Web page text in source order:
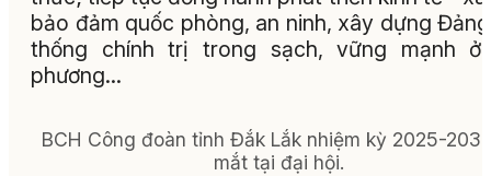
bảo đảm quốc phòng, an ninh, xây dựng
thống chính trị trong sạch, vững mạnh ở
phương…
BCH Công đoàn tỉnh Đắk Lắk nhiệm kỳ 2025-
mắt tại đại hội.